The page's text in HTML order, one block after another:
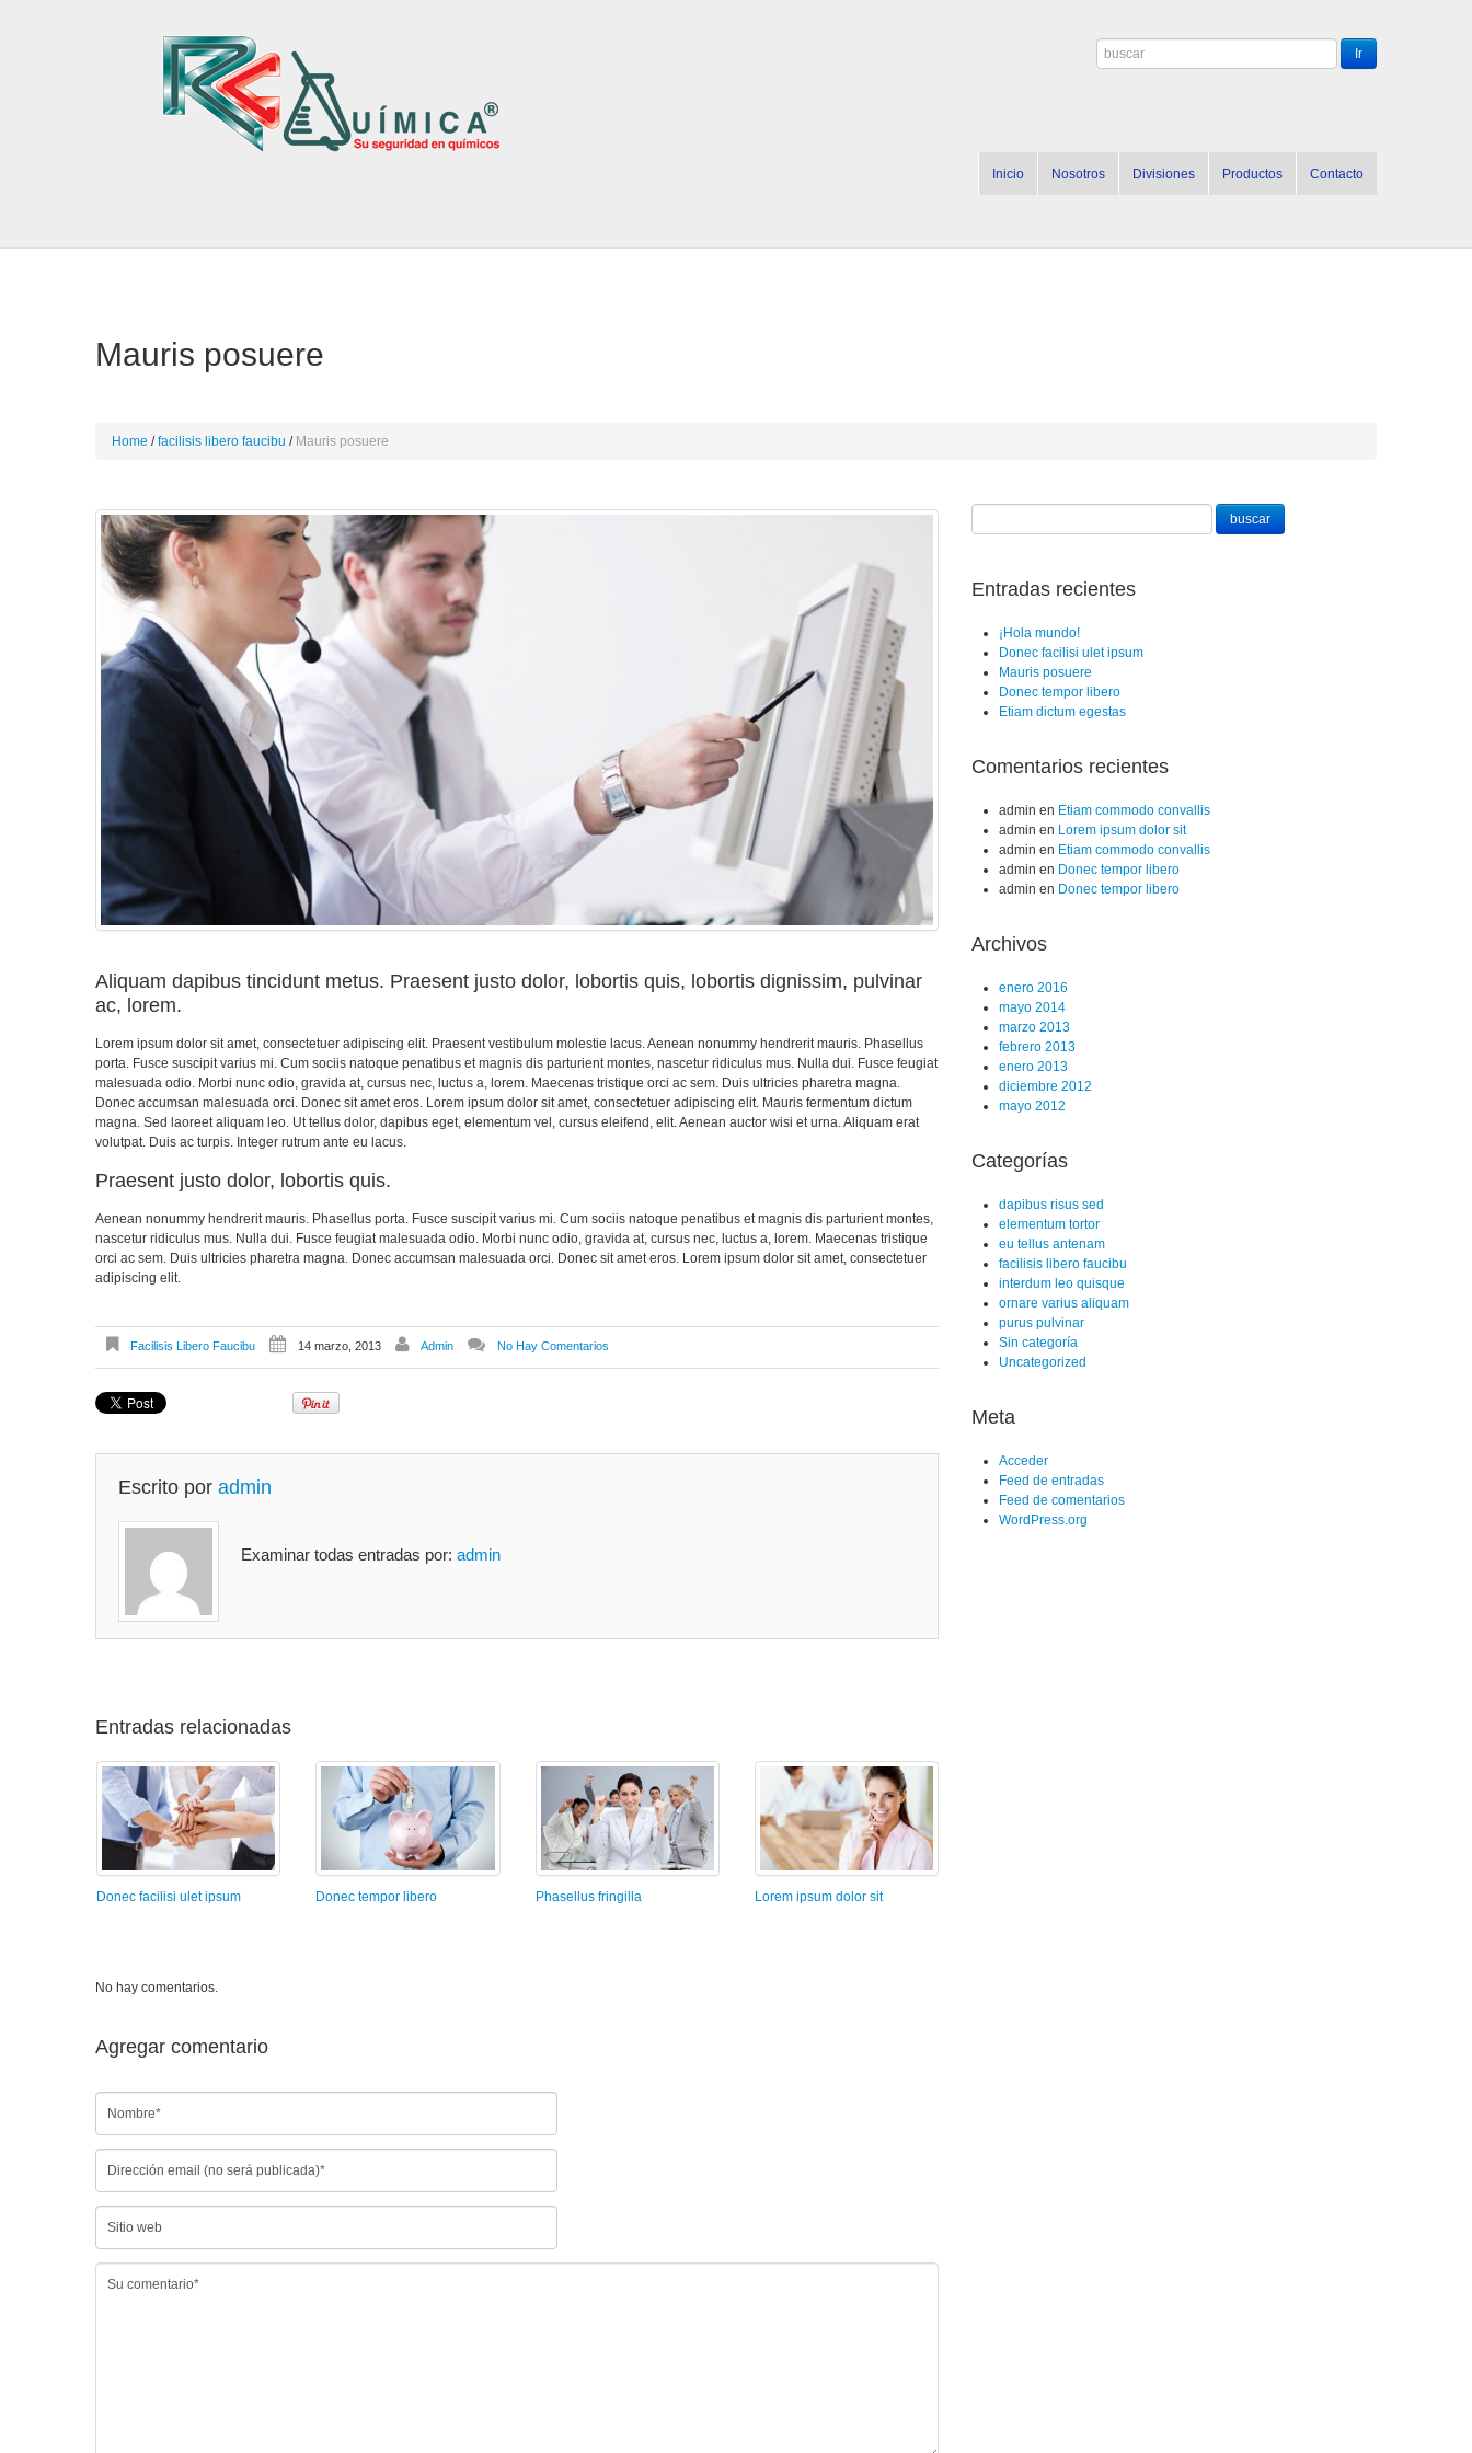
Inicio Nosotros Divisiones Productos Contacto
Mauris posuere
Home facilisis libero faucibu Mauris posuere
Aliquam dapibus tincidunt metus. Praesent justo dolor, lobortis quis, lobortis dignissim, pulvinar
ac, lorem.
Lorem ipsum dolor sit amet, consectetuer adipiscing elit. Praesent vestibulum molestie lacus. Aenean nonummy hendrerit mauris. Phasellus
porta. Fusce suscipit varius mi. Cum sociis natoque penatibus et magnis dis parturient montes, nascetur ridiculus mus. Nulla dui. Fusce feugiat
malesuada odio. Morbi nunc odio, gravida at, cursus nec, luctus a, lorem. Maecenas tristique orci ac sem. Duis ultricies pharetra magna.
Donec accumsan malesuada orci. Donec sit amet eros. Lorem ipsum dolor sit amet, consectetuer adipiscing elit. Mauris fermentum dictum
magna. Sed laoreet aliquam leo. Ut tellus dolor, dapibus eget, elementum vel, cursus eleifend, elit. Aenean auctor wisi et urna. Aliquam erat
volutpat. Duis ac turpis. Integer rutrum ante eu lacus.
Praesent justo dolor, lobortis quis.
Aenean nonummy hendrerit mauris. Phasellus porta. Fusce suscipit varius mi. Cum sociis natoque penatibus et magnis dis parturient montes,
nascetur ridiculus mus. Nulla dui. Fusce feugiat malesuada odio. Morbi nunc odio, gravida at, cursus nec, luctus a, lorem. Maecenas tristique
orci ac sem. Duis ultricies pharetra magna. Donec accumsan malesuada orci. Donec sit amet eros. Lorem ipsum dolor sit amet, consectetuer
adipiscing elit.
Facilisis Libero Faucibu 14 marzo, 2013 Admin No Hay Comentarios
Escrito por admin
Examinar todas entradas por: admin
Entradas relacionadas
Donec facilisi ulet ipsum Donec tempor libero Phasellus fringilla Lorem ipsum dolor sit
No hay comentarios.
Agregar comentario
Entradas recientes
¡Hola mundo!
Donec facilisi ulet ipsum
Mauris posuere
Donec tempor libero
Etiam dictum egestas
Comentarios recientes
admin en Etiam commodo convallis
admin en Lorem ipsum dolor sit
admin en Etiam commodo convallis
admin en Donec tempor libero
admin en Donec tempor libero
Archivos
enero 2016
mayo 2014
marzo 2013
febrero 2013
enero 2013
diciembre 2012
mayo 2012
Categorías
dapibus risus sed
elementum tortor
eu tellus antenam
facilisis libero faucibu
interdum leo quisque
ornare varius aliquam
purus pulvinar
Sin categoría
Uncategorized
Meta
Acceder
Feed de entradas
Feed de comentarios
WordPress.org